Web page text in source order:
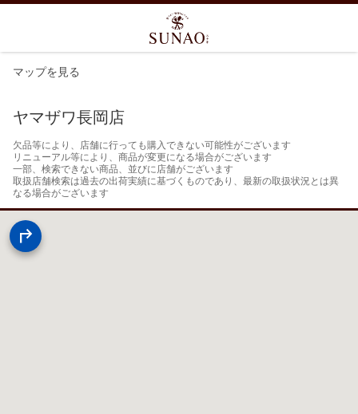
マップを見る
ヤマザワ長岡店
欠品等により、店舗に行っても購入できない可能性がございます
リニューアル等により、商品が変更になる場合がございます
一部、検索できない商品、並びに店舗がございます
取扱店舗検索は過去の出荷実績に基づくものであり、最新の取扱状況とは異
なる場合がございます